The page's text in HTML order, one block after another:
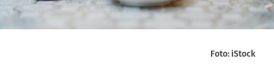
Foto: iStock